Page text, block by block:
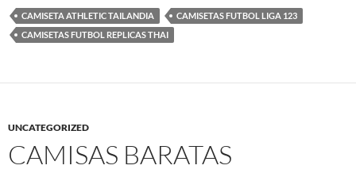
CAMISETA ATHLETIC TAILANDIA
CAMISETAS FUTBOL LIGA 123
CAMISETAS FUTBOL REPLICAS THAI
UNCATEGORIZED
CAMISAS BARATAS